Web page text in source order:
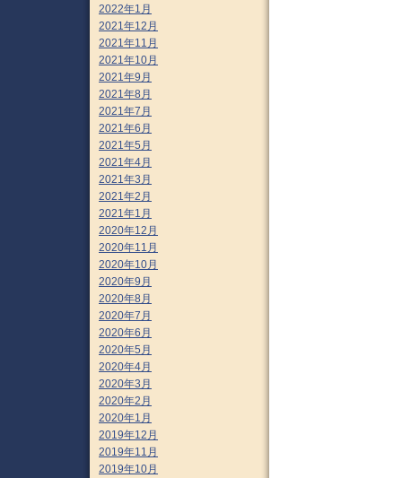
2022年1月
2021年12月
2021年11月
2021年10月
2021年9月
2021年8月
2021年7月
2021年6月
2021年5月
2021年4月
2021年3月
2021年2月
2021年1月
2020年12月
2020年11月
2020年10月
2020年9月
2020年8月
2020年7月
2020年6月
2020年5月
2020年4月
2020年3月
2020年2月
2020年1月
2019年12月
2019年11月
2019年10月